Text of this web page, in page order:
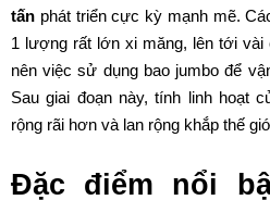
tấn phát triển cực kỳ mạnh mẽ.
1 lượng rất lớn xi măng, lên tới vài
nên việc sử dụng bao jumbo để
Sau giai đoạn này, tính linh hoạt
rộng rãi hơn và lan rộng khắp thế
Đặc điểm nổi